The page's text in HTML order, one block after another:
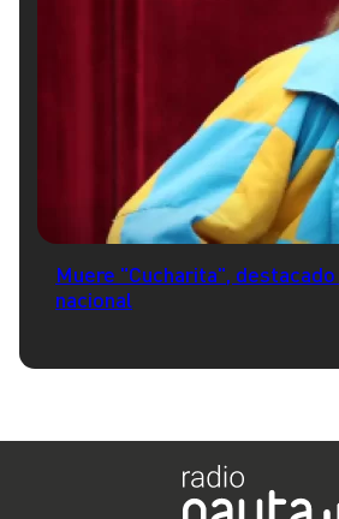
Muere "Cucharita", destacado
nacional